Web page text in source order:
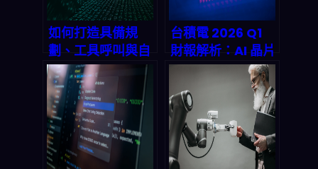
如何打造具備規
劃、工具呼叫與自
我批判能力的進階
Agentic AI 系
統？2026 終極實
戰指南
台積電 2026 Q1
財報解析：AI 晶片
需求爆發，
5nm/3nm 成本
升級將重塑下一輪
半導體供應鏈？